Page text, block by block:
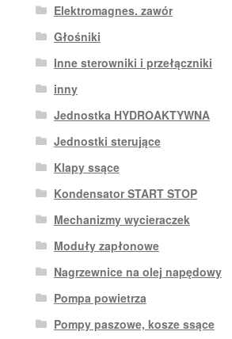
Elektromagnes. zawór
Głośniki
Inne sterowniki i przełączniki
inny
Jednostka HYDROAKTYWNA
Jednostki sterujące
Klapy ssące
Kondensator START STOP
Mechanizmy wycieraczek
Moduły zapłonowe
Nagrzewnice na olej napędowy
Pompa powietrza
Pompy paszowe, kosze ssące